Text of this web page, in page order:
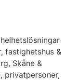
fastighetshus &
Skåne &
privatpersoner,